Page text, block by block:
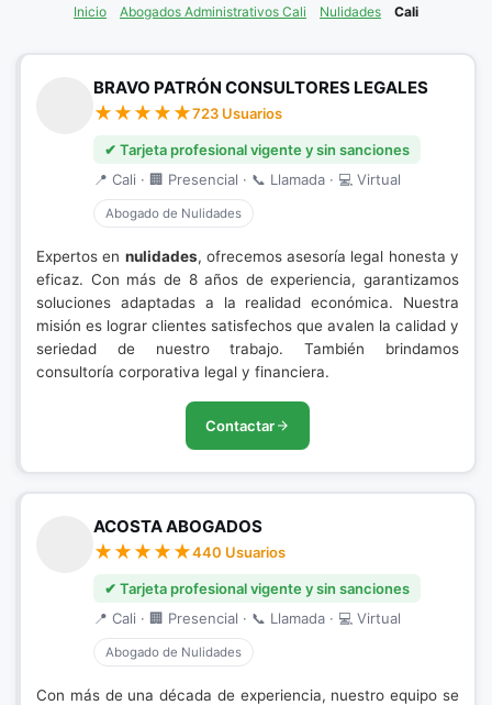
Inicio Abogados Administrativos Cali Nulidades Cali
BRAVO PATRÓN CONSULTORES LEGALES
723 Usuarios
✔ Tarjeta profesional vigente y sin sanciones
📍 Cali · 🏢 Presencial · 📞 Llamada · 💻 Virtual
Abogado de Nulidades
Expertos en nulidades, ofrecemos asesoría legal honesta y
eficaz. Con más de 8 años de experiencia, garantizamos
soluciones adaptadas a la realidad económica. Nuestra
misión es lograr clientes satisfechos que avalen la calidad y
seriedad de nuestro trabajo. También brindamos
consultoría corporativa legal y financiera.
Contactar
ACOSTA ABOGADOS
440 Usuarios
✔ Tarjeta profesional vigente y sin sanciones
📍 Cali · 🏢 Presencial · 📞 Llamada · 💻 Virtual
Abogado de Nulidades
Con más de una década de experiencia, nuestro equipo se